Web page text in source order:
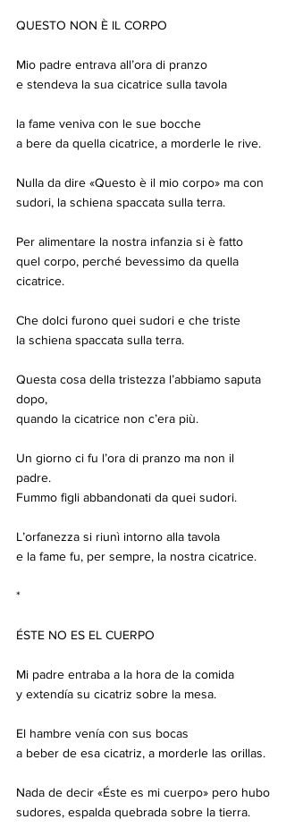
QUESTO NON È IL CORPO
Mio padre entrava all’ora di pranzo
e stendeva la sua cicatrice sulla tavola
la fame veniva con le sue bocche
a bere da quella cicatrice, a morderle le rive.
Nulla da dire «Questo è il mio corpo» ma con
sudori, la schiena spaccata sulla terra.
Per alimentare la nostra infanzia si è fatto
quel corpo, perché bevessimo da quella
cicatrice.
Che dolci furono quei sudori e che triste
la schiena spaccata sulla terra.
Questa cosa della tristezza l’abbiamo saputa
dopo,
quando la cicatrice non c’era più.
Un giorno ci fu l’ora di pranzo ma non il
padre.
Fummo figli abbandonati da quei sudori.
L’orfanezza si riunì intorno alla tavola
e la fame fu, per sempre, la nostra cicatrice.
*
ÉSTE NO ES EL CUERPO
Mi padre entraba a la hora de la comida
y extendía su cicatriz sobre la mesa.
El hambre venía con sus bocas
a beber de esa cicatriz, a morderle las orillas.
Nada de decir «Éste es mi cuerpo» pero hubo
sudores, espalda quebrada sobre la tierra.